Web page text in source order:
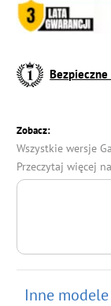
Bezpieczne
Zobacz:
Wszystkie wersje
Przeczytaj więcej
Inne